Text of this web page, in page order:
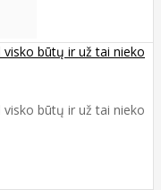
visko būtų ir už tai nieko
visko būtų ir už tai nieko